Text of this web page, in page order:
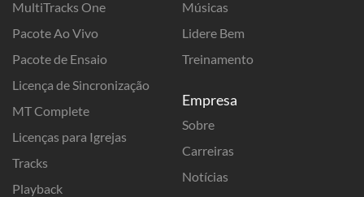
MultiTracks One
Pacote Ao Vivo
Pacote de Ensaio
Licença de Sincronização
MT Complete
Licenças para Igrejas
Tracks
Playback
Músicas
Lidere Bem
Treinamento
Empresa
Sobre
Carreiras
Notícias